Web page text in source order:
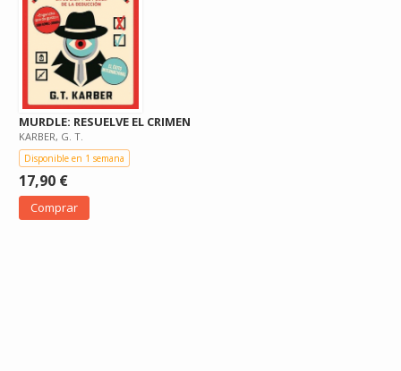
MURDLE: RESUELVE EL CRIMEN
KARBER, G. T.
Disponible en 1 semana
17,90 €
Comprar